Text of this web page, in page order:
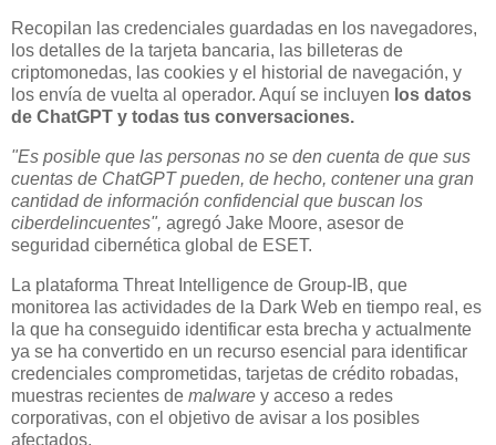
Recopilan las credenciales guardadas en los navegadores,
los detalles de la tarjeta bancaria, las billeteras de
criptomonedas, las cookies y el historial de navegación, y
los envía de vuelta al operador. Aquí se incluyen los datos
de ChatGPT y todas tus conversaciones.
"Es posible que las personas no se den cuenta de que sus
cuentas de ChatGPT pueden, de hecho, contener una gran
cantidad de información confidencial que buscan los
ciberdelincuentes", agregó Jake Moore, asesor de
seguridad cibernética global de ESET.
La plataforma Threat Intelligence de Group-IB, que
monitorea las actividades de la Dark Web en tiempo real, es
la que ha conseguido identificar esta brecha y actualmente
ya se ha convertido en un recurso esencial para identificar
credenciales comprometidas, tarjetas de crédito robadas,
muestras recientes de malware y acceso a redes
corporativas, con el objetivo de avisar a los posibles
afectados.